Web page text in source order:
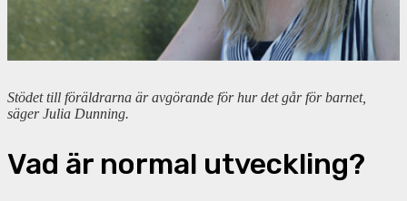
Stödet till föräldrarna är avgörande för hur det går för barnet,
säger Julia Dunning.
Vad är normal utveckling?